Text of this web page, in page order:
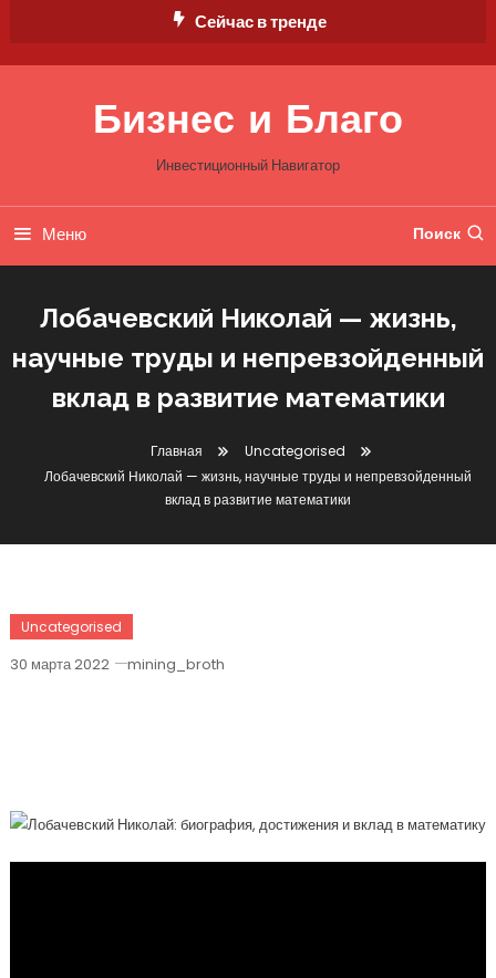
Сейчас в тренде
Бизнес и Благо
Инвестиционный Навигатор
Меню Поиск
Лобачевский Николай — жизнь,
научные труды и непревзойденный
вклад в развитие математики
Главная
Uncategorised
Лобачевский Николай — жизнь, научные труды и непревзойденный
вклад в развитие математики
Uncategorised
30 марта 2022 mining_broth